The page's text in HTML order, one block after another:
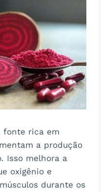
fonte rica em
a produção
Isso melhora a
oxigênio e
durante os